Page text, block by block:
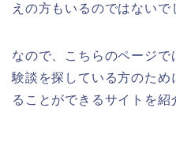
えの方もいるのではないで
なので、こちらのページ
験談を探している方のた
ることができるサイトを